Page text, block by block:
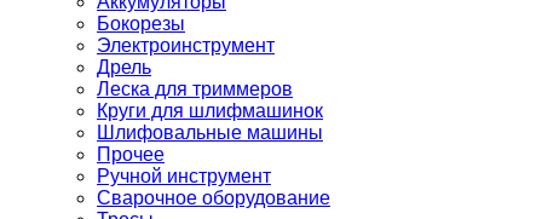
Бокорезы
Электроинструмент
Дрель
Леска для триммеров
Круги для шлифмашинок
Шлифовальные машины
Прочее
Ручной инструмент
Сварочное оборудование